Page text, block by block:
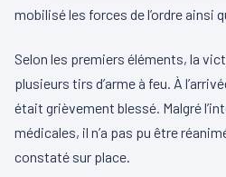
mobilisé les forces de l’ordre ainsi
Selon les premiers éléments, la
plusieurs tirs d’arme à feu. À
était grièvement blessé. Malgré
médicales, il n’a pas pu être
constaté sur place.